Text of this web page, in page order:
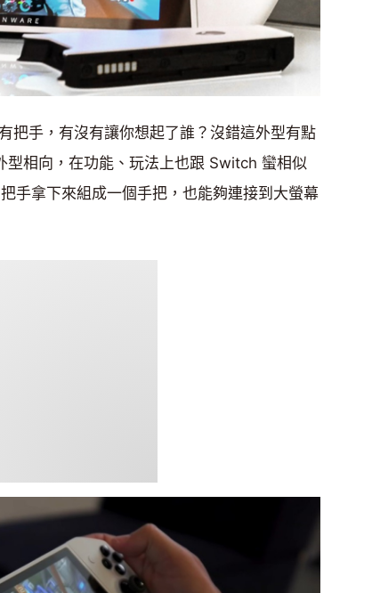
把手，有沒有讓你想起了誰？沒錯這外型有點
相向，在功能、玩法上也跟 Switch 蠻相似
手拿下來組成一個手把，也能夠連接到大螢幕